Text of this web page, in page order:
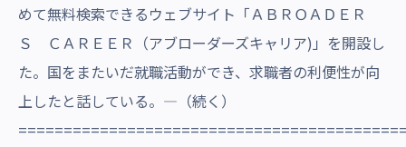
めて無料検索できるウェブサイト「ＡＢＲＯＡＤＥＲ
Ｓ ＣＡＲＥＥＲ（アブローダーズキャリア)」を開設し
た。国をまたいだ就職活動ができ、求職者の利便性が向
上したと話している。―（続く）